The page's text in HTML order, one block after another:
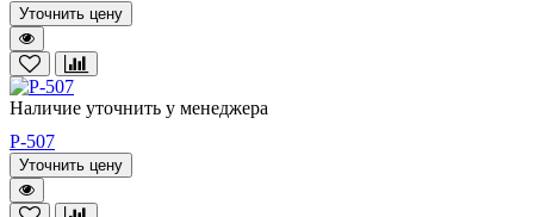
Уточнить цену
Наличие уточнить у менеджера
P-507
Уточнить цену